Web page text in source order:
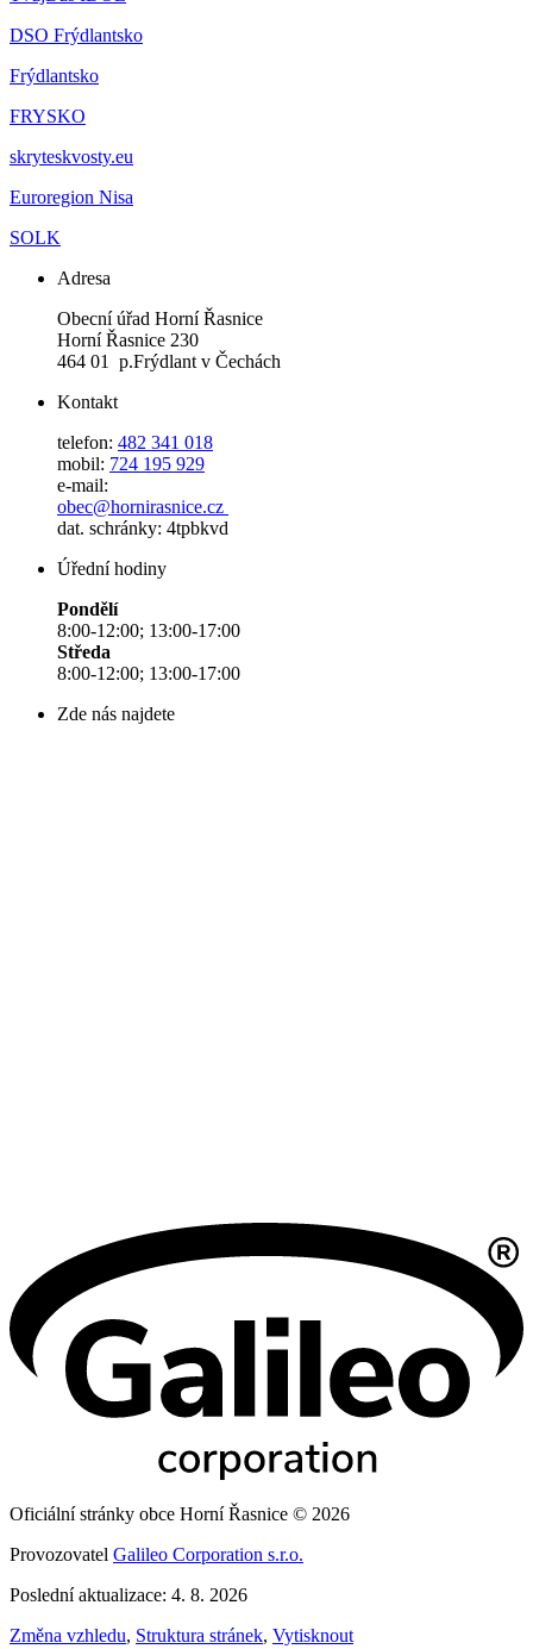
DSO Frýdlantsko
Frýdlantsko
FRYSKO
skryteskvosty.eu
Euroregion Nisa
SOLK
Adresa
Obecní úřad Horní Řasnice
Horní Řasnice 230
464 01 p.Frýdlant v Čechách
Kontakt
telefon: 482 341 018
mobil: 724 195 929
e-mail:
obec@hornirasnice.cz
dat. schránky: 4tpbkvd
Úřední hodiny
Pondělí
8:00-12:00; 13:00-17:00
Středa
8:00-12:00; 13:00-17:00
Zde nás najdete
Oficiální stránky obce Horní Řasnice © 2026
Provozovatel Galileo Corporation s.r.o.
Poslední aktualizace: 4. 8. 2026
Změna vzhledu, Struktura stránek, Vytisknout